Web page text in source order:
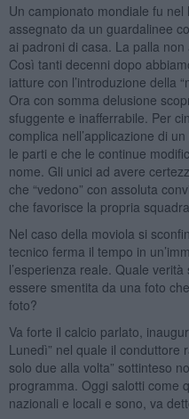
Un campionato mondiale fu
assegnato da un guardalinee
ai padroni di casa. La palla
Così tanti decenni dopo
iatture con l’introduzione della
Ora con somma delusione
sfuggente e inafferrabile. Per
complica nell’applicazione di
le parti e che le continue
nome. Gli unici ad avere
che “vedono” con assoluta
che favorisce la propria squadra.
Nel caso della moviola si
tecnico ferma il tempo in
l’esperienza reale. Quale
essere smentita da una foto
foto?
Va forte il calcio parlato,
Lunedì” nel quale il conduttore
solo due alla volta” sottinteso
programma. Oggi salotti come
nazionali e locali e sono, va